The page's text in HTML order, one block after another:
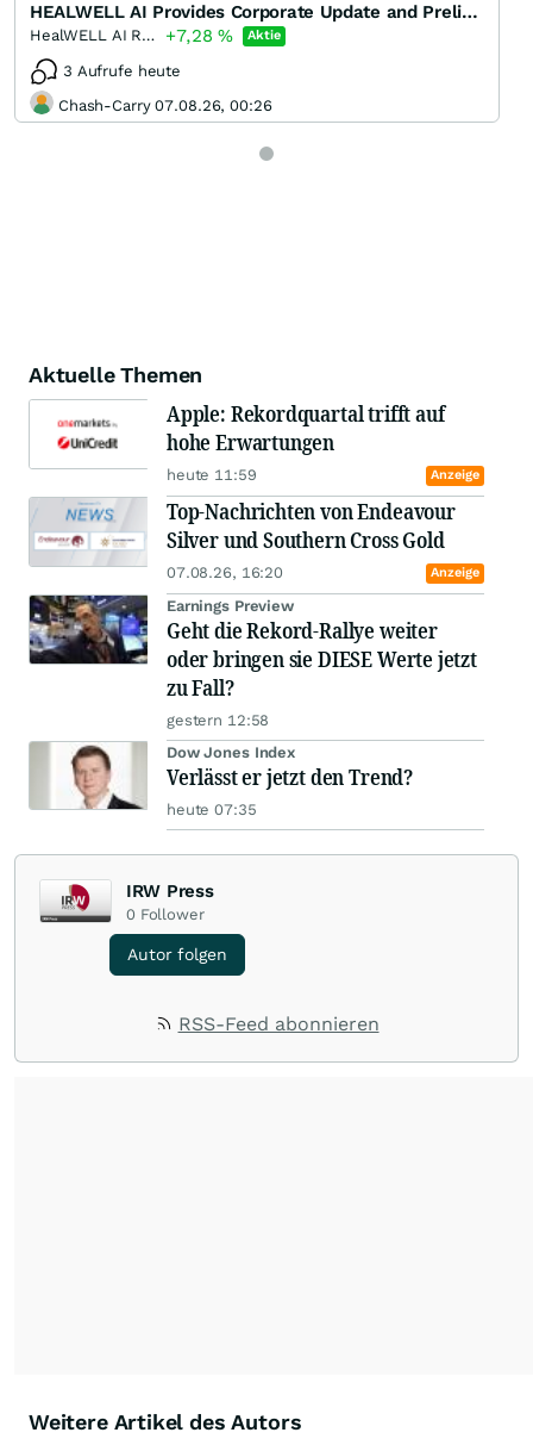
HEALWELL AI Provides Corporate Update and Preliminary Financial Results for the Year Ended December
HealWELL AI Registered (A) +7,28% Aktie
3 Aufrufe heute
Chash-Carry 07.08.26, 00:26
Aktuelle Themen
Apple: Rekordquartal trifft auf
hohe Erwartungen
heute 11:59 Anzeige
Top-Nachrichten von Endeavour
Silver und Southern Cross Gold
07.08.26, 16:20 Anzeige
Earnings Preview
Geht die Rekord-Rallye weiter
oder bringen sie DIESE Werte jetzt
zu Fall?
gestern 12:58
Dow Jones Index
Verlässt er jetzt den Trend?
heute 07:35
IRW Press
0 Follower
Autor folgen
RSS-Feed abonnieren
Weitere Artikel des Autors